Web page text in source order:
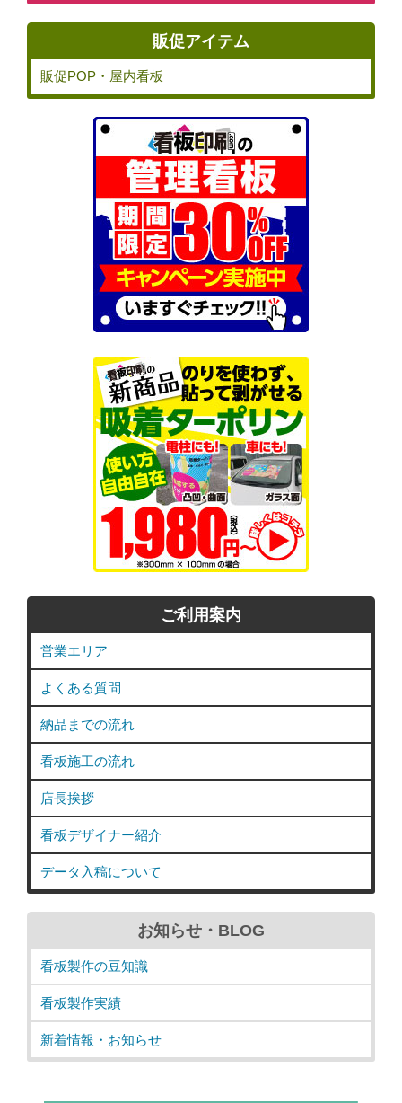
販促アイテム
販促POP・屋内看板
ご利用案内
営業エリア
よくある質問
納品までの流れ
看板施工の流れ
店長挨拶
看板デザイナー紹介
データ入稿について
お知らせ・BLOG
看板製作の豆知識
看板製作実績
新着情報・お知らせ